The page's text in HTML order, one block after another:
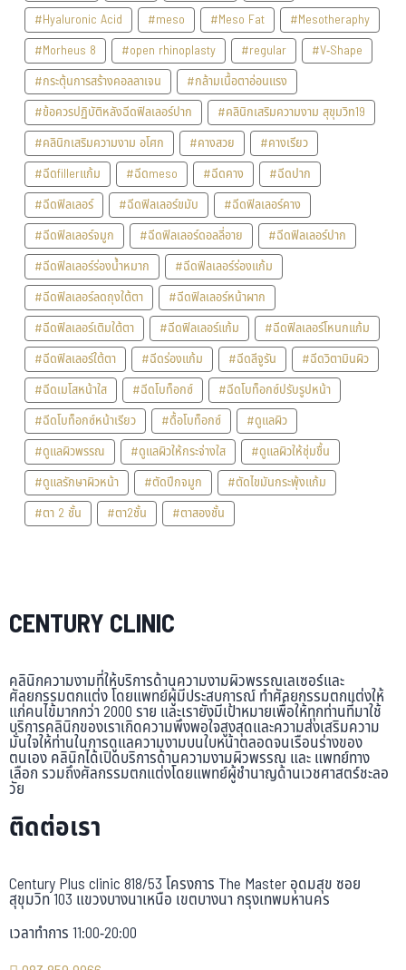
#Hyaluronic Acid
#meso #Meso Fat
#Mesotheraphy
#Morheus 8
#open rhinoplasty #regular
#V-Shape
#กระตุ้นการสร้างคอลลาเจน
#กล้ามเนื้อตาอ่อนแรง
#ข้อควรปฏิบัติหลังฉีดฟิลเลอร์ปาก
#คลินิกเสริมความงาม สุขุมวิท19
#คลินิกเสริมความงาม อโศก
#คางสวย
#คางเรียว
#ฉีดfillerแก้ม
#ฉีดmeso #ฉีดคาง
#ฉีดปาก
#ฉีดฟิลเลอร์
#ฉีดฟิลเลอร์ขมับ
#ฉีดฟิลเลอร์คาง
#ฉีดฟิลเลอร์จมูก
#ฉีดฟิลเลอร์ดอลลี่อาย
#ฉีดฟิลเลอร์ปาก
#ฉีดฟิลเลอร์ร่องน้ำหมาก
#ฉีดฟิลเลอร์ร่องแก้ม
#ฉีดฟิลเลอร์ลดถุงใต้ตา
#ฉีดฟิลเลอร์หน้าผาก
#ฉีดฟิลเลอร์เติมใต้ตา
#ฉีดฟิลเลอร์แก้ม
#ฉีดฟิลเลอร์โหนกแก้ม
#ฉีดฟิลเลอร์ใต้ตา
#ฉีดร่องแก้ม #ฉีดลีจูรัน
#ฉีดวิตามินผิว
#ฉีดเมโสหน้าใส
#ฉีดโบท็อกซ์
#ฉีดโบท็อกซ์ปรับรูปหน้า
#ฉีดโบท็อกซ์หน้าเรียว
#ดื้อโบท็อกซ์
#ดูแลผิว
#ดูแลผิวพรรณ
#ดูแลผิวให้กระจ่างใส
#ดูแลผิวให้ชุ่มชื้น
#ดูแลรักษาผิวหน้า
#ตัดปีกจมูก
#ตัดไขมันกระพุ้งแก้ม
#ตา 2 ชั้น
#ตา2ชั้น #ตาสองชั้น
CENTURY CLINIC
คลินิกความงามที่ให้บริการด้านความงามผิวพรรณเลเซอร์และ
ศัลยกรรมตกแต่ง โดยแพทย์ผู้มีประสบการณ์ ทำศัลยกรรมตกแต่งให้
แก่คนไข้มากกว่า 2000 ราย และเรายังมีเป้าหมายเพื่อให้ทุกท่านที่มาใช้
บริการคลินิกของเราเกิดความพึงพอใจสูงสุดและความส่งเสริมความ
มั่นใจให้ท่านในการดูแลความงามบนใบหน้าตลอดจนเรือนร่างของ
ตนเอง คลินิกได้เปิดบริการด้านความงามผิวพรรณ และ แพทย์ทาง
เลือก รวมถึงศัลกรรมตกแต่งโดยแพทย์ผู้ชำนาญด้านเวชศาสตร์ชะลอ
วัย
ติดต่อเรา
Century Plus clinic 818/53 โครงการ The Master อุดมสุข ซอย
สุขุมวิท 103 แขวงบางนาเหนือ เขตบางนา กรุงเทพมหานคร
เวลาทำการ 11:00-20:00